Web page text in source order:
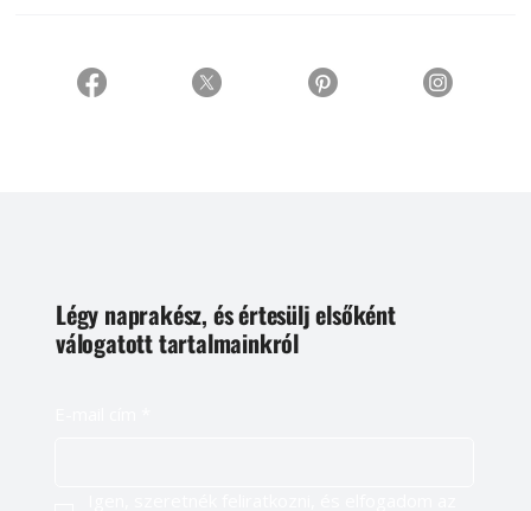
Légy naprakész, és értesülj elsőként
válogatott tartalmainkról